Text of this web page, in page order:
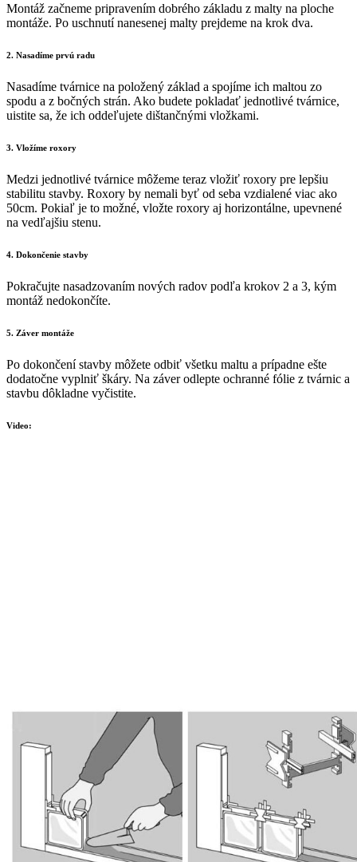
Montáž začneme pripravením dobrého základu z malty na ploche
montáže. Po uschnutí nanesenej malty prejdeme na krok dva.
2. Nasadíme prvú radu
Nasadíme tvárnice na položený základ a spojíme ich maltou zo
spodu a z bočných strán. Ako budete pokladať jednotlivé tvárnice,
uistite sa, že ich oddeľujete dištančnými vložkami.
3. Vložíme roxory
Medzi jednotlivé tvárnice môžeme teraz vložiť roxory pre lepšiu
stabilitu stavby. Roxory by nemali byť od seba vzdialené viac ako
50cm. Pokiaľ je to možné, vložte roxory aj horizontálne, upevnené
na vedľajšiu stenu.
4. Dokončenie stavby
Pokračujte nasadzovaním nových radov podľa krokov 2 a 3, kým
montáž nedokončíte.
5. Záver montáže
Po dokončení stavby môžete odbiť všetku maltu a prípadne ešte
dodatočne vyplniť škáry. Na záver odlepte ochranné fólie z tvárnic a
stavbu dôkladne vyčistite.
Video: